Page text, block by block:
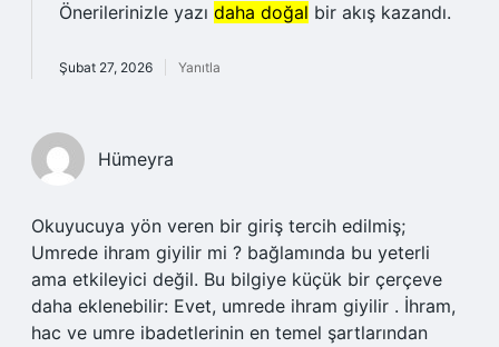
Önerilerinizle yazı daha doğal bir akış kazandı.
Şubat 27, 2026 Yanıtla
Hümeyra
Okuyucuya yön veren bir giriş tercih edilmiş;
Umrede ihram giyilir mi ? bağlamında bu yeterli
ama etkileyici değil. Bu bilgiye küçük bir çerçeve
daha eklenebilir: Evet, umrede ihram giyilir . İhram,
hac ve umre ibadetlerinin en temel şartlarından